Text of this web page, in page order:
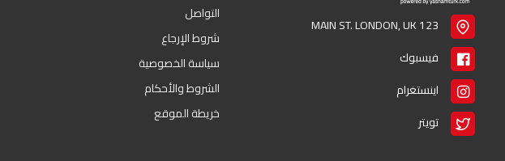
123 MAIN ST. LONDON, UK
فيسبوك
اينستغرام
تويتر
التواصل
شروط الإرجاع
سياسة الخصوصية
الشروط والأحكام
خريطة الموقع